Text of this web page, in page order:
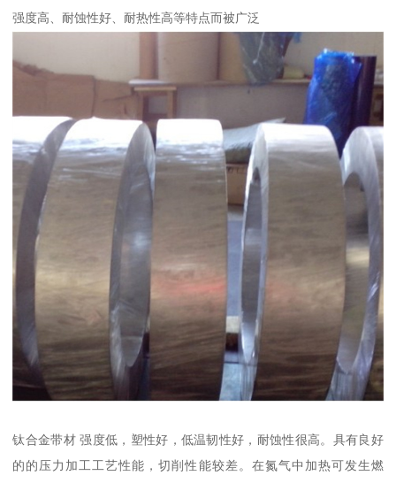
强度高、耐蚀性好、耐热性高等特点而被广泛
钛合金带材 强度低，塑性好，低温韧性好，耐蚀性很高。具有良好
的的压力加工工艺性能，切削性能较差。在氮气中加热可发生燃